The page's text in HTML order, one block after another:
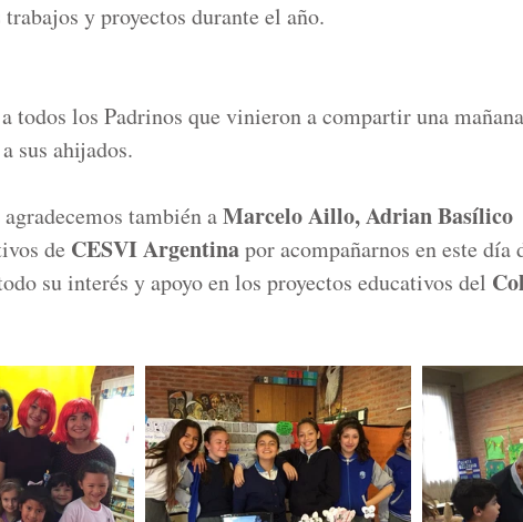
trabajos y proyectos durante el año.
todos los Padrinos que vinieron a compartir una
sus ahijados.
también a Marcelo Aillo, Adrian Basílico
de CESVI Argentina por acompañarnos en este día
su interés y apoyo en los proyectos educativos del